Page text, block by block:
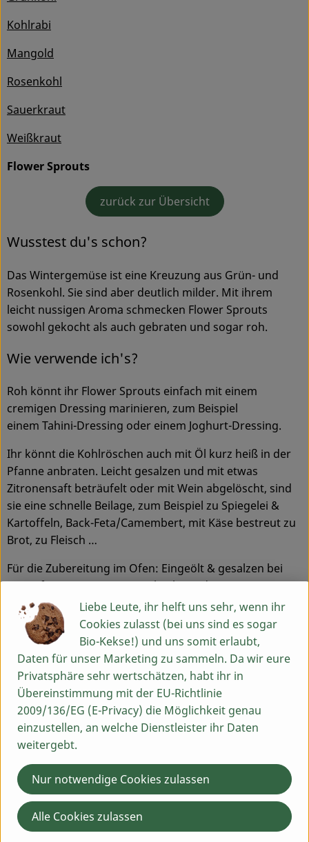
Backwaren
Haltbares
Getränke
So geht's
Über uns
Blog & Aktuelles
Service
Kohlrabi
Mangold
Rosenkohl
Sauerkraut
Weißkraut
Flower Sprouts
zurück zur Übersicht
Wusstest du's schon?
Das Wintergemüse ist eine Kreuzung aus Grün- und
Rosenkohl. Sie sind aber deutlich milder. Mit ihrem
leicht nussigen Aroma schmecken Flower Sprouts
sowohl gekocht als auch gebraten und sogar roh.
Wie verwende ich's?
Roh könnt ihr Flower Sprouts einfach mit einem
cremigen Dressing marinieren, zum Beispiel
einem Tahini-Dressing oder einem Joghurt-Dressing.
Ihr könnt die Kohlröschen auch mit Öl kurz heiß in der
Pfanne anbraten. Leicht gesalzen und mit etwas
Zitronensaft beträufelt oder mit Wein abgelöscht, sind
sie eine schnelle Beilage, zum Beispiel zu Spiegelei &
Kartoffeln, Back-Feta/Camembert, mit Käse bestreut zu
Brot, zu Fleisch …
Für die Zubereitung im Ofen: Eingeölt & gesalzen bei
180°C für ca. 10-15 Minuten backen oder mit Käse
überbacken.
Vor dem Zubereiten solltet ihr die angetrockneten Stiele
knapp abschneiden und die Kohlröschen gründlich
unter fließendem Wasser waschen. Das ist wichtig, um
eventuelle Kohlfliegen abzuwaschen. Im Gegensatz zu
Feldsalat findet sich an den Flower Sprouts aber keine
übermäßige Ansammlung von Sand oder Dreck in den
Blattachseln.
Liebe Leute, ihr helft uns sehr, wenn ihr
Cookies zulasst (bei uns sind es sogar
Bio-Kekse!) und uns somit erlaubt,
Daten für unser Marketing zu sammeln. Da wir eure
Privatsphäre sehr wertschätzen, habt ihr in
Übereinstimmung mit der EU-Richtlinie
2009/136/EG (E-Privacy) die Möglichkeit genau
einzustellen, an welche Dienstleister ihr Daten
weitergebt.
Nur notwendige Cookies zulassen
Alle Cookies zulassen